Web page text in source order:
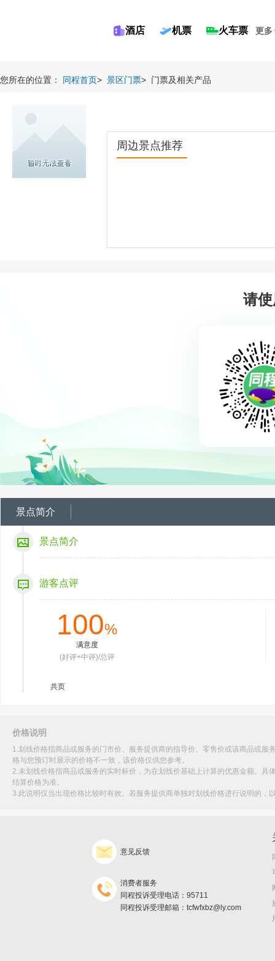
酒店 机票 火车票 更多
您所在的位置： 同程首页> 景区门票> 门票及相关产品
周边景点推荐
请
景点简介
景点简介
游客点评
100%
满意度
(好评+中评)/总评
共页
价格说明
1.划线价格指商品或服务的门市价、服务提供商的指导价、零售价或该商品或
格与您预订时展示的价格不一致，该价格仅供您参考。
2.未划线价格指商品或服务的实时标价，为在划线价基础上计算的优惠金额。
结算价格为准。
3.此说明仅当出现价格比较时有效。若服务提供商单独对划线价格进行说明的
意见反馈
消费者服务
同程投诉受理电话：95711
同程投诉受理邮箱：tcfwfxbz@ly.com